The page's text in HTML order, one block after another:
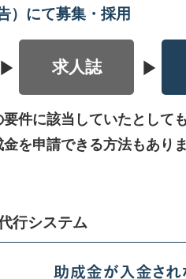
）にて募集・採用
求人誌
件に該当していたとして
を申請できる方法もあり
行システム